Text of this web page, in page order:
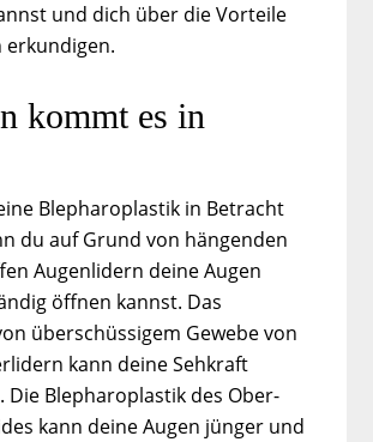
und dich über die Vorteile
erkundigen.
kommt es in
Blepharoplastik in Betracht
du auf Grund von hängenden
Augenlidern deine Augen
öffnen kannst. Das
überschüssigem Gewebe von
kann deine Sehkraft
Die Blepharoplastik des Ober-
kann deine Augen jünger und